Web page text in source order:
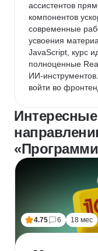
ассистентов
компонентов
современные
усвоения
JavaScript, курс
полноценные
ИИ-
войти во
4.75 6 18 мес